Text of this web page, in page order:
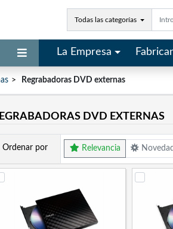
Todas las categorías
La Empresa
Regrabadoras DVD externas
DVD EXTERNAS
Ordenar por Relevancia